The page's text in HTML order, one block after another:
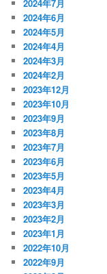
2024年7月
2024年6月
2024年5月
2024年4月
2024年3月
2024年2月
2023年12月
2023年10月
2023年9月
2023年8月
2023年7月
2023年6月
2023年5月
2023年4月
2023年3月
2023年2月
2023年1月
2022年10月
2022年9月